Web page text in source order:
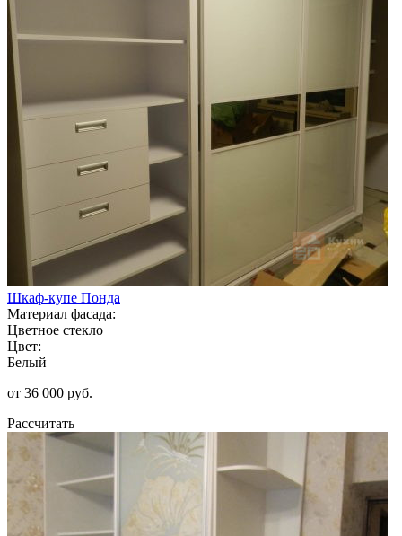
Шкаф-купе Понда
Материал фасада:
Цветное стекло
Цвет:
Белый
от 36 000 руб.
Рассчитать